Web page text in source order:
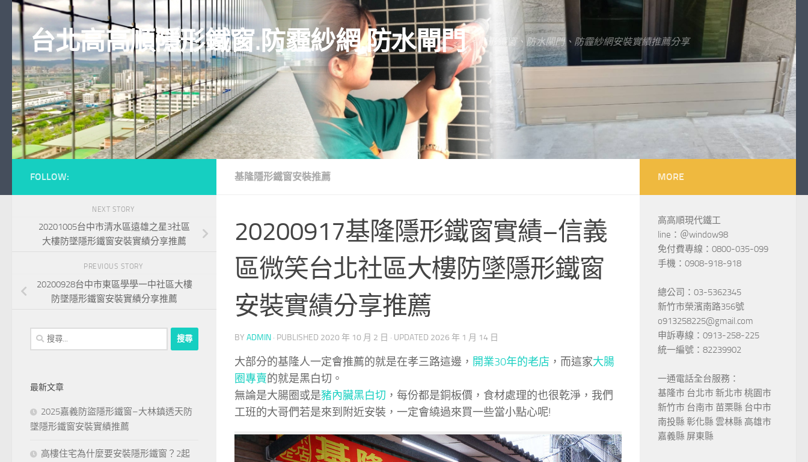
Skip to content
台北高高順隱形鐵窗.防霾紗網.防水閘門 隱形鐵窗、防水閘門、防霾紗網安裝實績推薦分享
基隆隱形鐵窗安裝推薦
20200917基隆隱形鐵窗實績–信義
區微笑台北社區大樓防墜隱形鐵窗
安裝實績分享推薦
BY ADMIN · PUBLISHED 2020 年 10 月 2 日 · UPDATED 2026 年 1 月 14 日
大部分的基隆人一定會推薦的就是在孝三路這邊， 開業30年的老店 ，而這家大腸
圈專賣的就是黑白切。
無論是大腸圈或是豬內臟黑白切 ，每份都是銅板價，食材處理的也很乾淨，我們
工班的大哥們若是來到附近安裝，一定會繞過來買一些當小點心呢!
FOLLOW:
NEXT STORY
20201005台中市清水區遠雄之星3社區
大樓防墜隱形鐵窗安裝實績分享推薦
PREVIOUS STORY
20200928台中市東區學學一中社區大樓
防墜隱形鐵窗安裝實績分享推薦
搜
尋
字:
最新文章
2025嘉義防盜隱形鐵窗–大林鎮透天防
墜隱形鐵窗安裝實績推薦
高樓住宅為什麼要安裝隱形鐵窗？2起
MORE
高高順現代鐵工
line：＠window98
免付費專線：0800-035-099
手機：0908-918-918
總公司：03-5362345
新竹市榮濱南路356號
o913258225@gmail.com
申訴專線：0913-258-225
統一編號：82239902
一通電話全台服務：
基隆市 台北市 新北市 桃園市
新竹市 台南市 苗栗縣 台中市
南投縣 彰化縣 雲林縣 高雄市
嘉義縣 屏東縣